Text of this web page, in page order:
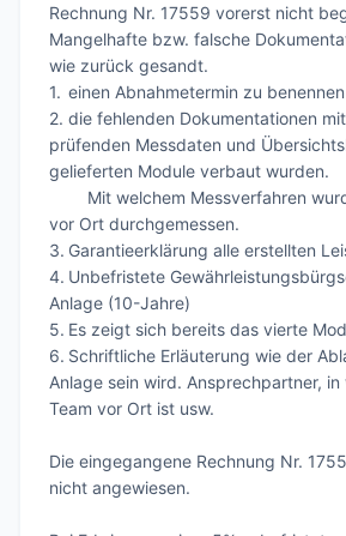
Rechnung Nr. 17559 vorerst nicht
Mangelhafte bzw. falsche
wie zurück gesandt.
1.	einen Abnahmetermin zu benennen
2.	die fehlenden Dokumentationen mit allen  zu
prüfenden Messdaten und
gelieferten Module verbaut wurden.
vor Ort durchgemessen.
3.	Garantieerklärung alle erstellten Leistungen
4.	Unbefristete Gewährleistungsbürgschaft für die
Anlage (10-Jahre)
5.	Es zeigt sich bereits das vierte Modul farblich ab
6.	Schriftliche Erläuterung wie der Ablauf bei Ausfall der
Anlage sein wird. Ansprechpartner,
Team vor Ort ist usw.
Die eingegangene Rechnung Nr.
nicht angewiesen.